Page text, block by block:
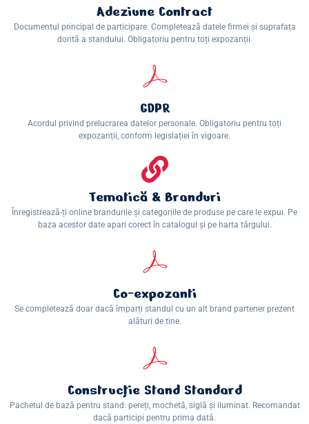
Adeziune Contract
Documentul principal de participare. Completează datele firmei și suprafața
dorită a standului. Obligatoriu pentru toți expozanții.
GDPR
Acordul privind prelucrarea datelor personale. Obligatoriu pentru toți
expozanții, conform legislației în vigoare.
Tematică & Branduri
Înregistrează-ți online brandurile și categoriile de produse pe care le expui. Pe
baza acestor date apari corect în catalogul și pe harta târgului.
Co-expozanti
Se completează doar dacă împarți standul cu un alt brand partener prezent
alături de tine.
Construcţie Stand Standard
Pachetul de bază pentru stand: pereți, mochetă, siglă și iluminat. Recomandat
dacă participi pentru prima dată.